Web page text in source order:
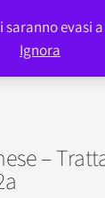
–
evasi
Ignora